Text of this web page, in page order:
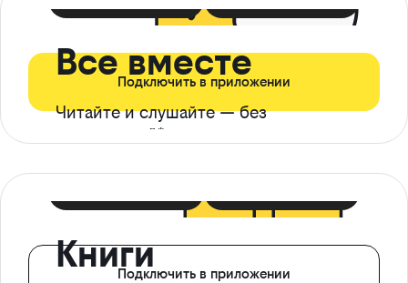
Все вместе
Читайте и слушайте — без
ограничений*
Подключить в приложении
КнигиПодключить в приложении